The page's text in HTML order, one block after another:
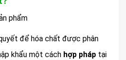
phẩm
để hóa chất được phân
khẩu một cách hợp pháp tại